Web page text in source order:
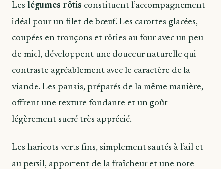
Les légumes rôtis constituent l’accompagnement
idéal pour un filet de bœuf. Les carottes glacées,
coupées en tronçons et rôties au four avec un peu
de miel, développent une douceur naturelle qui
contraste agréablement avec le caractère de la
viande. Les panais, préparés de la même manière,
offrent une texture fondante et un goût
légèrement sucré très apprécié.
Les haricots verts fins, simplement sautés à l’ail et
au persil, apportent de la fraîcheur et une note